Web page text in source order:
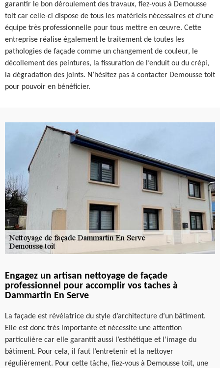
garantir le bon déroulement des travaux, fiez-vous à Demousse
toit car celle-ci dispose de tous les matériels nécessaires et d’une
équipe très professionnelle pour tous mettre en œuvre. Cette
entreprise réalise également le traitement de toutes les
pathologies de façade comme un changement de couleur, le
décollement des peintures, la fissuration de l’enduit ou du crépi,
la dégradation des joints. N’hésitez pas à contacter Demousse toit
pour pouvoir en bénéficier.
Engagez un artisan nettoyage de façade
professionnel pour accomplir vos taches à
Dammartin En Serve
La façade est révélatrice du style d’architecture d’un bâtiment.
Elle est donc très importante et nécessite une attention
particulière car elle garantit aussi l’esthétique et l’image du
bâtiment. Pour cela, il faut l’entretenir et la nettoyer
régulièrement. Pour cette tâche, fiez-vous à Demousse toit, une